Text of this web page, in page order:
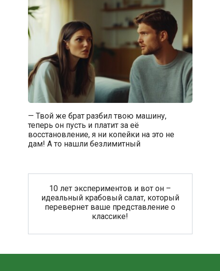
— Твой же брат разбил твою машину,
теперь он пусть и платит за её
восстановление, я ни копейки на это не
дам! А то нашли безлимитный
10 лет экспериментов и вот он –
идеальный крабовый салат, который
перевернет ваше представление о
классике!